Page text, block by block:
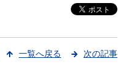
一覧へ戻る 次の記事